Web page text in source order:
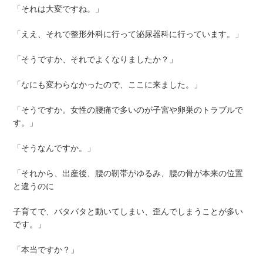
「それは大変ですね。」
「ええ、それで整形外科に行って泌尿器科に行っています。」
「そうですか、それでよくなりましたか？」
「なにも変わらなかったので、ここに来ました。」
「そうですか。女性の腰痛で多いのが子宮や卵巣のトラブルで
す。」
「そうなんですか。」
「それから、出産後、腰の靭帯がゆるみ、腰の骨が本来の位置
と違うのに
子育てで、バタバタと動いてしまい、歪んでしまうことが多い
です。」
「本当ですか？」